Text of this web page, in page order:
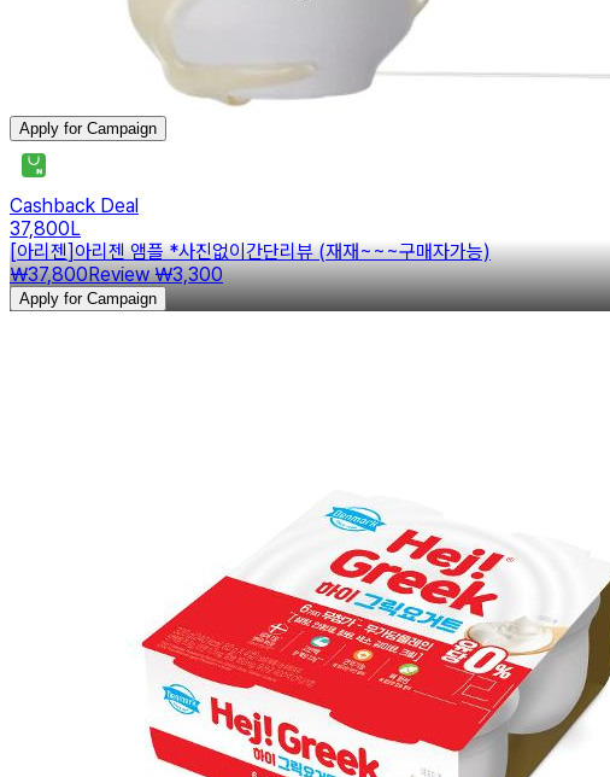
Apply for Campaign
Cashback Deal
37,800L
[아리젠]아리젠 앰플 *사진없이간단리뷰 (재재~~~구매자가능)
￦37,800Review ￦3,300
Apply for Campaign